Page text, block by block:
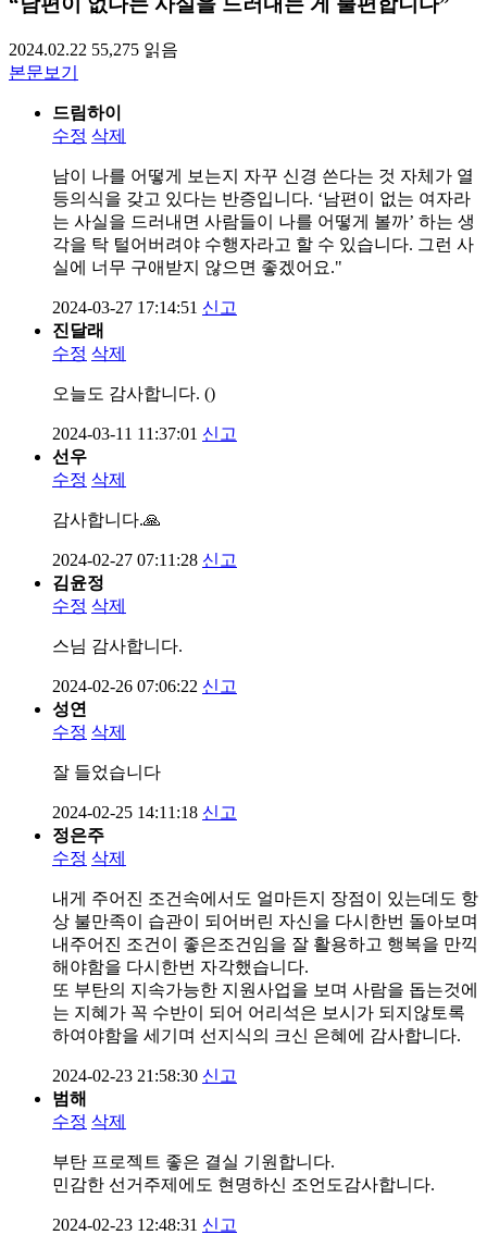
2024.02.22 55,275 읽음
본문보기
드림하이
수정 삭제
남이 나를 어떻게 보는지 자꾸 신경 쓴다는 것 자체가 열
등의식을 갖고 있다는 반증입니다. ‘남편이 없는 여자라
는 사실을 드러내면 사람들이 나를 어떻게 볼까’ 하는 생
각을 탁 털어버려야 수행자라고 할 수 있습니다. 그런 사
실에 너무 구애받지 않으면 좋겠어요."
2024-03-27 17:14:51 신고
진달래
수정 삭제
오늘도 감사합니다. ()
2024-03-11 11:37:01 신고
선우
수정 삭제
감사합니다.🙏
2024-02-27 07:11:28 신고
김윤정
수정 삭제
스님 감사합니다.
2024-02-26 07:06:22 신고
성연
수정 삭제
잘 들었습니다
2024-02-25 14:11:18 신고
정은주
수정 삭제
내게 주어진 조건속에서도 얼마든지 장점이 있는데도 항
상 불만족이 습관이 되어버린 자신을 다시한번 돌아보며
내주어진 조건이 좋은조건임을 잘 활용하고 행복을 만끽
해야함을 다시한번 자각했습니다.
또 부탄의 지속가능한 지원사업을 보며 사람을 돕는것에
는 지혜가 꼭 수반이 되어 어리석은 보시가 되지않토록
하여야함을 세기며 선지식의 크신 은혜에 감사합니다.
2024-02-23 21:58:30 신고
범해
수정 삭제
부탄 프로젝트 좋은 결실 기원합니다.
민감한 선거주제에도 현명하신 조언도감사합니다.
2024-02-23 12:48:31 신고